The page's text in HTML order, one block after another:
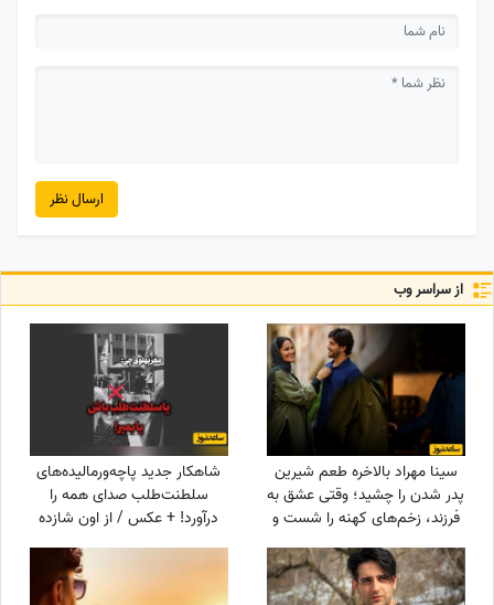
ارسال نظر
از سراسر وب
سینا مهراد بالاخره طعم شیرین
پدر شدن را چشید؛ وقتی عشق به
فرزند، زخم‌های کهنه را شست و
در نهایت همان چیزی نصیبش
شد که مردها از زندگی
می‌خواهند!
شاهکار جدید پاچه‌ورمالیده‌های
سلطنت‌طلب صدای همه را
درآورد! + عکس / از اون شازده
همچین طرفداری بعید نیست!